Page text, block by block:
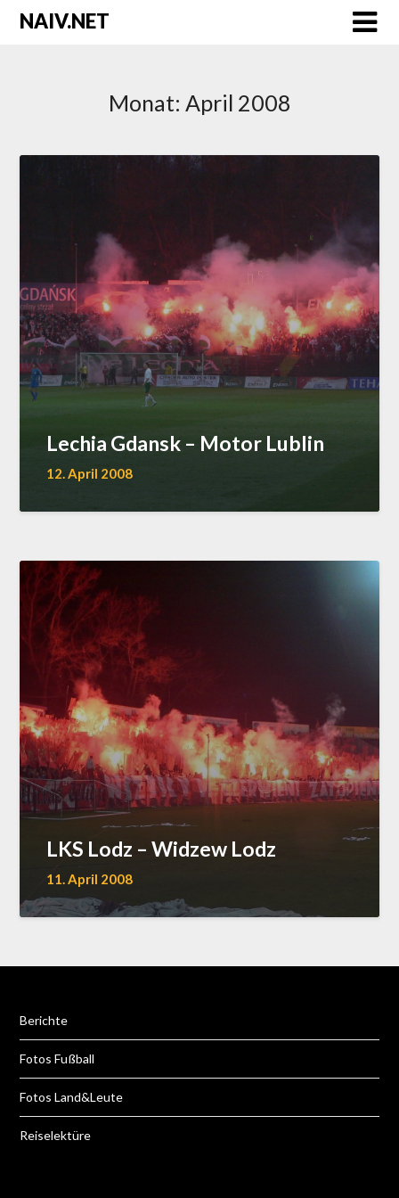
SkipNAIV.NET
Monat: April 2008
Lechia Gdansk – Motor Lublin
12. April 2008
LKS Lodz – Widzew Lodz
11. April 2008
Berichte
Fotos Fußball
Fotos Land&Leute
Reiselektüre